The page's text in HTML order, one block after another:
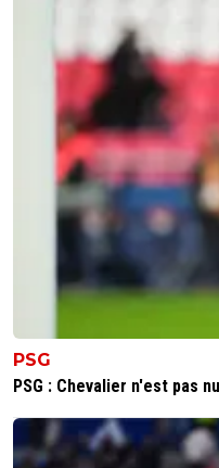
PSG
PSG : Chevalier n'est pas